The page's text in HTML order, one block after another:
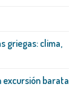
griegas: clima,
excursión barata